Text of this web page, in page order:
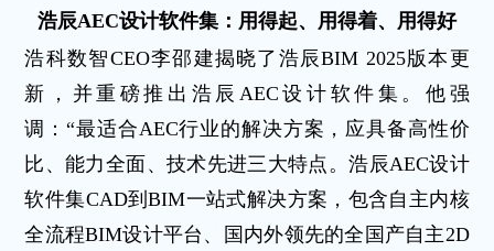
浩辰AEC设计软件集 ： 用得起、用得着、用得好
浩科数智CEO李邵建揭晓了浩辰BIM 2025版本更
新，并重磅推出浩辰AEC设计软件集。他强
调：“最适合AEC行业的解决方案，应具备高性价
比、能力全面、技术先进三大特点。浩辰AEC设计
软件集CAD到BIM一站式解决方案，包含自主内核
全流程BIM设计平台、国内外领先的全国产自主2D